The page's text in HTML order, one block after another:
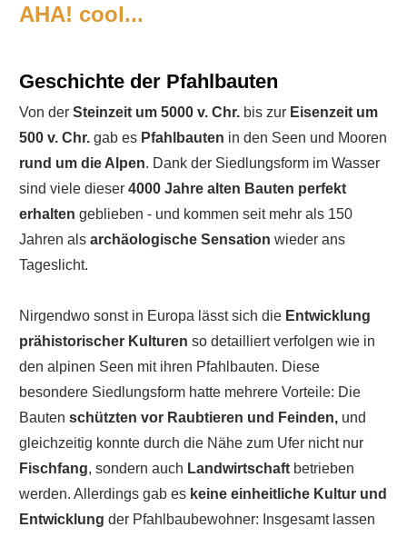
AHA! cool...
Geschichte der Pfahlbauten
Von der Steinzeit um 5000 v. Chr. bis zur Eisenzeit um
500 v. Chr. gab es Pfahlbauten in den Seen und Mooren
rund um die Alpen. Dank der Siedlungsform im Wasser
sind viele dieser 4000 Jahre alten Bauten perfekt
erhalten geblieben - und kommen seit mehr als 150
Jahren als archäologische Sensation wieder ans
Tageslicht.
Nirgendwo sonst in Europa lässt sich die Entwicklung
prähistorischer Kulturen so detailliert verfolgen wie in
den alpinen Seen mit ihren Pfahlbauten. Diese
besondere Siedlungsform hatte mehrere Vorteile: Die
Bauten schützten vor Raubtieren und Feinden, und
gleichzeitig konnte durch die Nähe zum Ufer nicht nur
Fischfang, sondern auch Landwirtschaft betrieben
werden. Allerdings gab es keine einheitliche Kultur und
Entwicklung der Pfahlbaubewohner: Insgesamt lassen